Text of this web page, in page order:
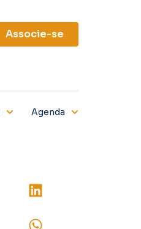
Associe-se
Agenda